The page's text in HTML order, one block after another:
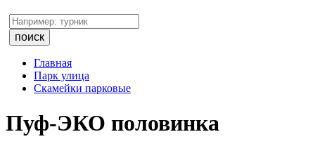
поиск
Главная
Парк улица
Скамейки парковые
Пуф-ЭКО половинка